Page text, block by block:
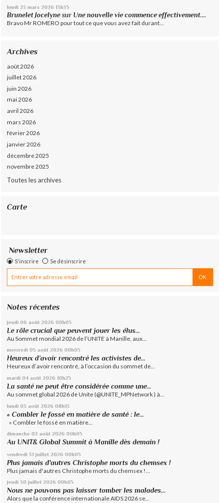
lundi 23 mars 2026 13h35
Brunelet Jocelyne sur Une nouvelle vie commence effectivement....
Bravo Mr ROMERO pour tout ce que vous avez fait durant...
Archives
août 2026
juillet 2026
juin 2026
mai 2026
avril 2026
mars 2026
février 2026
janvier 2026
décembre 2025
novembre 2025
Toutes les archives
Carte
Newsletter
S'inscrire Se désinscrire
Notes récentes
jeudi 06 août 2026 00h05
Le rôle crucial que peuvent jouer les élus...
Au Sommet mondial 2026 de l’UNITE à Manille, aux...
mercredi 05 août 2026 00h05
Heureux d’avoir rencontré les activistes de...
Heureux d’avoir rencontré, à l’occasion du sommet de...
mardi 04 août 2026 10h25
La santé ne peut être considérée comme une...
Au sommet global 2026 de Unite (@UNITE_MPNetwork ) à...
lundi 03 août 2026 08h13
« Combler le fossé en matière de santé : le...
« Combler le fossé en matière...
dimanche 02 août 2026 00h05
Au UNIT& Global Summit à Manille dès demain !
vendredi 31 juillet 2026 00h05
Plus jamais d'autres Christophe morts du chemsex !
Plus jamais d'autres Christophe morts du chemsex !...
jeudi 30 juillet 2026 00h05
Nous ne pouvons pas laisser tomber les malades...
Alors que la conférence internationale AIDS 2026 se...